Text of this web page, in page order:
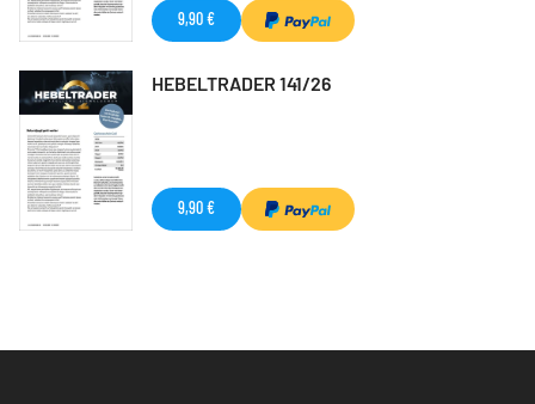
9,90 €
HEBELTRADER 141/26
9,90 €